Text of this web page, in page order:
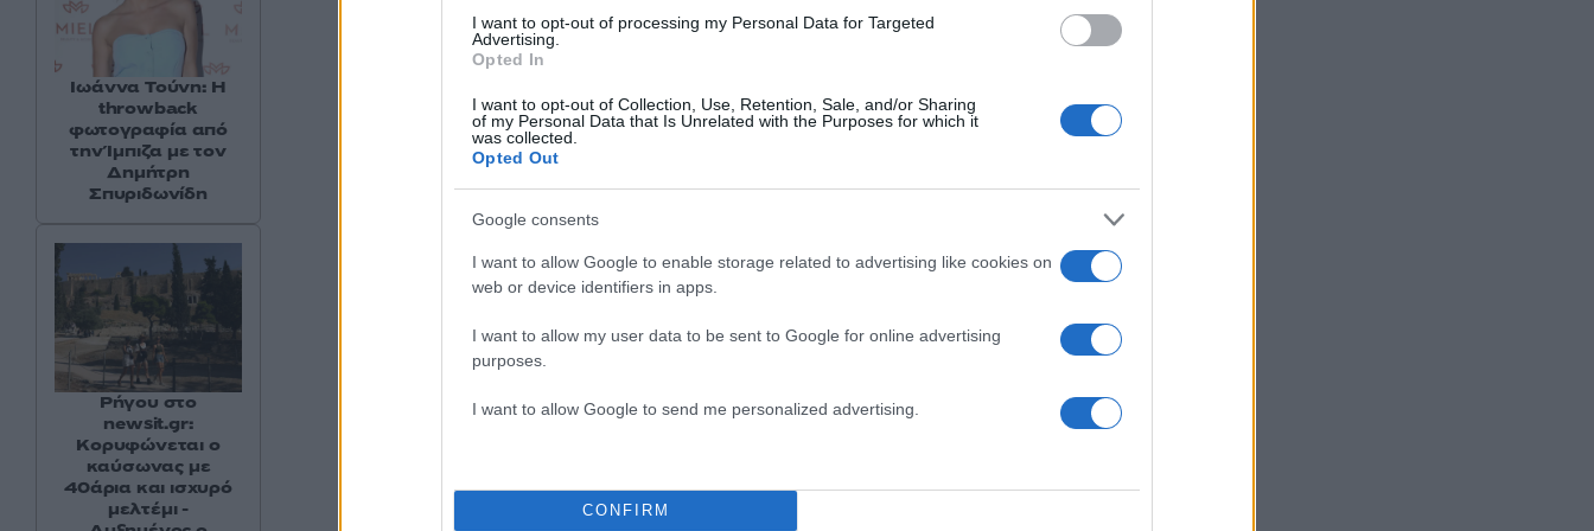
I want to opt-out of processing my Personal Data for Targeted
Advertising.
Opted In
I want to opt-out of Collection, Use, Retention, Sale, and/or Sharing
of my Personal Data that Is Unrelated with the Purposes for which it
was collected.
Opted Out
Google consents
I want to allow Google to enable storage related to advertising like cookies on
web or device identifiers in apps.
I want to allow my user data to be sent to Google for online advertising
purposes.
I want to allow Google to send me personalized advertising.
CONFIRM
Ιωάννα Τούνη: Η
throwback
φωτογραφία από
την Ίμπιζα με τον
Δημήτρη
Σπυριδωνίδη
Ρήγου στο
newsit.gr:
Κορυφώνεται ο
καύσωνας με
40άρια και ισχυρό
μελτέμι -